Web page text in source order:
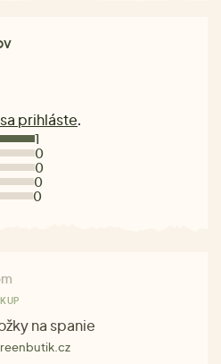
sa prihláste.
1
0
0
0
0
na spanie